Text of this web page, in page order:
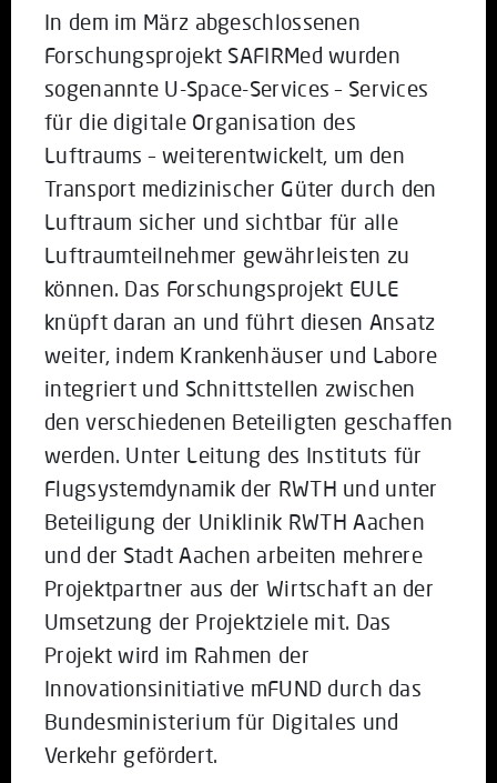
In dem im März abgeschlossenen
Forschungsprojekt SAFIRMed wurden
sogenannte U-Space-Services – Services
für die digitale Organisation des
Luftraums – weiterentwickelt, um den
Transport medizinischer Güter durch den
Luftraum sicher und sichtbar für alle
Luftraumteilnehmer gewährleisten zu
können. Das Forschungsprojekt EULE
knüpft daran an und führt diesen Ansatz
weiter, indem Krankenhäuser und Labore
integriert und Schnittstellen zwischen
den verschiedenen Beteiligten geschaffen
werden. Unter Leitung des Instituts für
Flugsystemdynamik der RWTH und unter
Beteiligung der Uniklinik RWTH Aachen
und der Stadt Aachen arbeiten mehrere
Projektpartner aus der Wirtschaft an der
Umsetzung der Projektziele mit. Das
Projekt wird im Rahmen der
Innovationsinitiative mFUND durch das
Bundesministerium für Digitales und
Verkehr gefördert.